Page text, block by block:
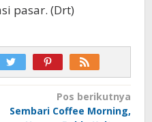
pasar. (Drt)
Pos berikutnya
Sembari Coffee Morning,